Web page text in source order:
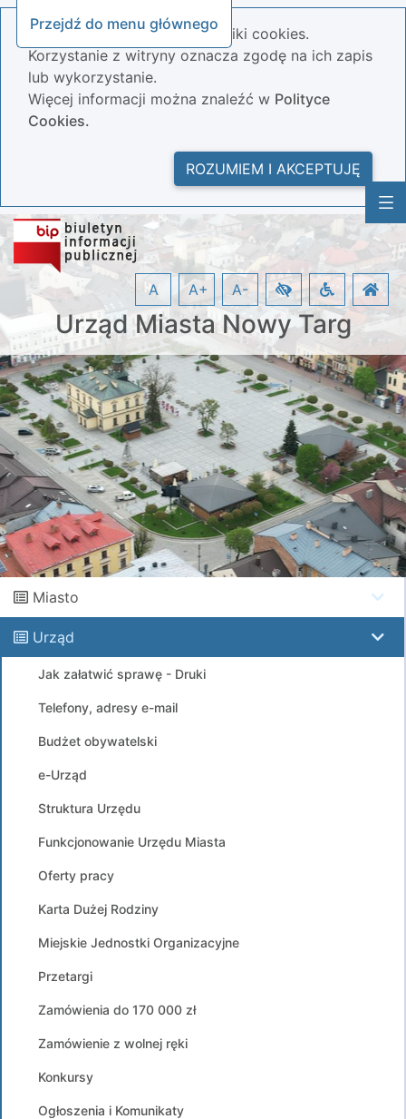
Przejdź do menu głównego
Nasza strona wykorzystuje pliki cookies.
Korzystanie z witryny oznacza zgodę na ich zapis
lub wykorzystanie.
Więcej informacji można znaleźć w Polityce
Cookies.
ROZUMIEM I AKCEPTUJĘ
Urząd Miasta Nowy Targ
A A+ A-
Miasto
Urząd
Jak załatwić sprawę - Druki
Telefony, adresy e-mail
Budżet obywatelski
e-Urząd
Struktura Urzędu
Funkcjonowanie Urzędu Miasta
Oferty pracy
Karta Dużej Rodziny
Miejskie Jednostki Organizacyjne
Przetargi
Zamówienia do 170 000 zł
Zamówienie z wolnej ręki
Konkursy
Ogłoszenia i Komunikaty